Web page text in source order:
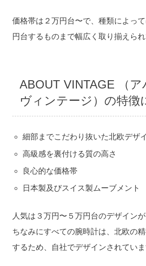
価格帯は２万円台〜で、種類によっ
円台するものまで幅広く取り揃えられ
ABOUT VINTAGE （ア
ヴィンテージ）の特徴
細部までこだわり抜いた北欧デザ
高級感を裏付ける質の高さ
良心的な価格帯
日本製及びスイス製ムーブメント
人気は３万円〜５万円台のデザインが
ちなみにすべての腕時計は、北欧の
するため、自社でデザインされていま